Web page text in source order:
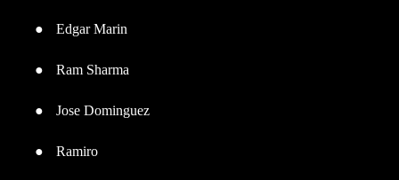
● Edgar Marin
● Ram Sharma
● Jose Dominguez
● Ramiro